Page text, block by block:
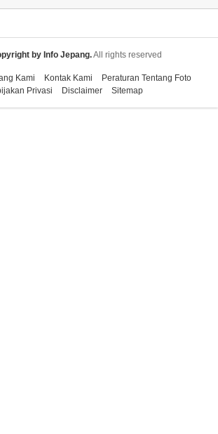
by Info Jepang.All rights reserved
Kami Kontak Kami
Peraturan Tentang Foto
Privasi
Disclaimer Sitemap